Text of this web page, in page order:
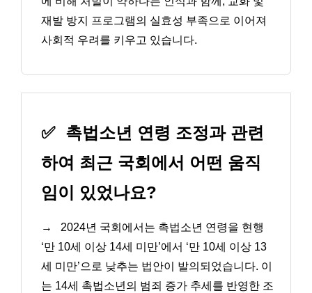
재발 방지 프로그램의 실효성 부족으로 이어져
사회적 우려를 키우고 있습니다.
✅ 촉법소년 연령 조정과 관련
하여 최근 국회에서 어떤 움직
임이 있었나요?
→
2024년 국회에서는 촉법소년 연령을 현행
‘만 10세 이상 14세 미만’에서 ‘만 10세 이상 13
세 미만’으로 낮추는 법안이 발의되었습니다. 이
는 14세 촉법소년의 범죄 증가 추세를 반영한 조